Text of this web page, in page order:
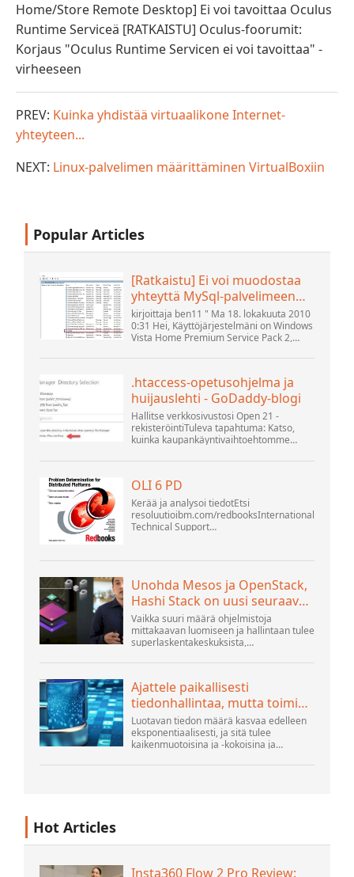
Home/Store Remote Desktop] Ei voi tavoittaa Oculus
Runtime Serviceä [RATKAISTU] Oculus-foorumit:
Korjaus "Oculus Runtime Servicen ei voi tavoittaa" -
virheeseen
PREV: Kuinka yhdistää virtuaalikone Internet-
yhteyteen...
NEXT: Linux-palvelimen määrittäminen VirtualBoxiin
Popular Articles
[Ratkaistu] Ei voi muodostaa
yhteyttä MySql-palvelimeen
localhostilla (10061) (Näytä
aihe) * Apache OpenOffice -
yhteisöfoorumi
kirjoittaja ben11 " Ma 18. lokakuuta 2010
0:31 Hei, Käyttöjärjestelmäni on Windows
Vista Home Premium Service Pack 2,
tietokannan versioon 5.1. Käynnistin
.htaccess-opetusohjelma ja
huijauslehti - GoDaddy-blogi
Hallitse verkkosivustosi Open 21 -
rekisteröintiTuleva tapahtuma: Katso,
kuinka kaupankäyntivaihtoehtomme
muuttuvaan maisemaan GoDaddy Open
Tervetuloa .htacces...
OLI 6 PD
Kerää ja analysoi tiedotEtsi
resoluutioibm.com/redbooksInternational
Technical Support
Distributed Platforms November 2005
Unohda Mesos ja OpenStack,
Hashi Stack on uusi seuraava
alusta
Vaikka suuri määrä ohjelmistoja
mittakaavan luomiseen ja hallintaan tulee
superlaskentakeskuksista,
julkisista pilvirakentajista, ihmiset tekevät
Ajattele paikallisesti
tiedonhallintaa, mutta toimi
globaalisti
Luotavan tiedon määrä kasvaa edelleen
eksponentiaalisesti, ja sitä tulee
kaikenmuotoisina ja -kokoisina ja
jäsenneltyä ja - yhä enemmän -
Hot Articles
Insta360 Flow 2 Pro Review: